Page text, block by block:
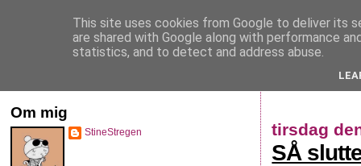
StineStregen
tirsdag
SÅ
Om mig
StineStregen
This site uses cookies from Google to deliver its
are shared with Google along with performance
statistics, and to detect and address abuse.